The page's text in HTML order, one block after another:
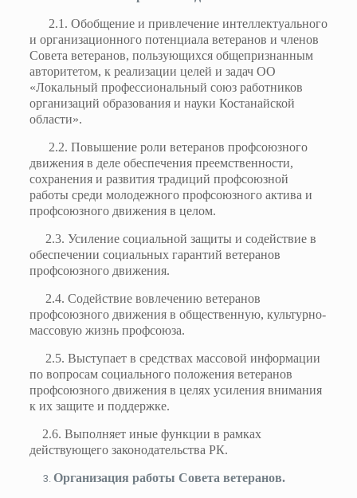
2.1. Обобщение и привлечение интеллектуального
и организационного потенциала ветеранов и членов
Совета ветеранов, пользующихся общепризнанным
авторитетом, к реализации целей и задач ОО
«Локальный профессиональный союз работников
организаций образования и науки Костанайской
области».
2.2. Повышение роли ветеранов профсоюзного
движения в деле обеспечения преемственности,
сохранения и развития традиций профсоюзной
работы среди молодежного профсоюзного актива и
профсоюзного движения в целом.
2.3. Усиление социальной защиты и содействие в
обеспечении социальных гарантий ветеранов
профсоюзного движения.
2.4. Содействие вовлечению ветеранов
профсоюзного движения в общественную, культурно-
массовую жизнь профсоюза.
2.5. Выступает в средствах массовой информации
по вопросам социального положения ветеранов
профсоюзного движения в целях усиления внимания
к их защите и поддержке.
2.6. Выполняет иные функции в рамках
действующего законодательства РК.
Организация работы Совета ветеранов.